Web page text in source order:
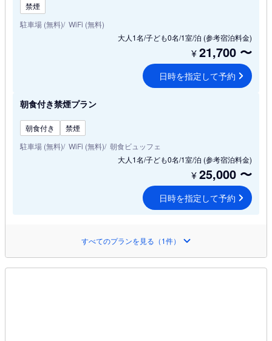
禁煙
駐車場 (無料) WiFi (無料)
大人1名/子ども0名/1室/泊 (参考宿泊料金)
¥21,700 〜
日時を指定して予約
朝食付き禁煙プラン
朝食付き
禁煙
駐車場 (無料) WiFi (無料) 朝食ビュッフェ
大人1名/子ども0名/1室/泊 (参考宿泊料金)
¥25,000 〜
日時を指定して予約
すべてのプランを見る（1件）